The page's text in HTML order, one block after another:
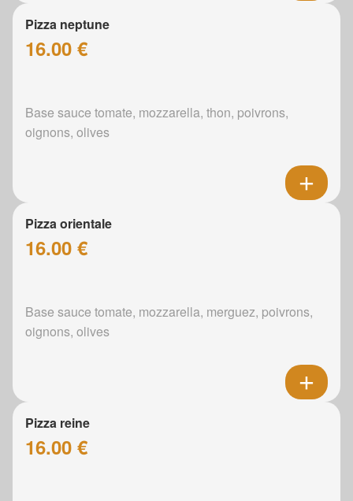
Pizza neptune
16.00 €
Base sauce tomate, mozzarella, thon, poivrons,
oignons, olives
Pizza orientale
16.00 €
Base sauce tomate, mozzarella, merguez, poivrons,
oignons, olives
Pizza reine
16.00 €